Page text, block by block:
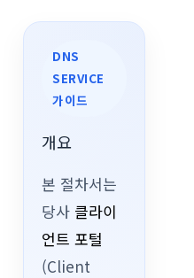
DNS
SERVICE
가이드
개요
본 절차서는
당사 클라이
언트 포털
(Client